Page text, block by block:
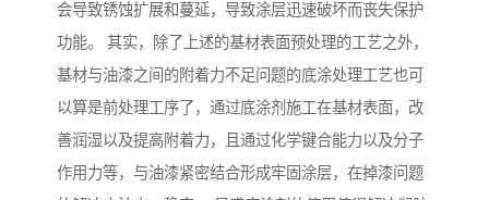
会导致锈蚀扩展和蔓延，导致涂层迅速破坏而丧失保护
功能。 其实，除了上述的基材表面预处理的工艺之外，
基材与油漆之间的附着力不足问题的底涂处理工艺也可
以算是前处理工序了，通过底涂剂施工在基材表面，改
善润湿以及提高附着力，且通过化学键合能力以及分子
作用力等，与油漆紧密结合形成牢固涂层，在掉漆问题